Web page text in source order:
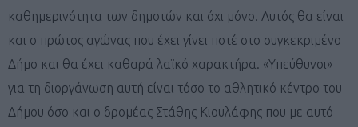
καθημερινότητα των δημοτών και όχι μόνο. Αυτός θα είναι
και ο πρώτος αγώνας που έχει γίνει ποτέ στο συγκεκριμένο
Δήμο και θα έχει καθαρά λαϊκό χαρακτήρα. «Υπεύθυνοι»
για τη διοργάνωση αυτή είναι τόσο το αθλητικό κέντρο του
Δήμου όσο και ο δρομέας Στάθης Κιουλάφης που με αυτό